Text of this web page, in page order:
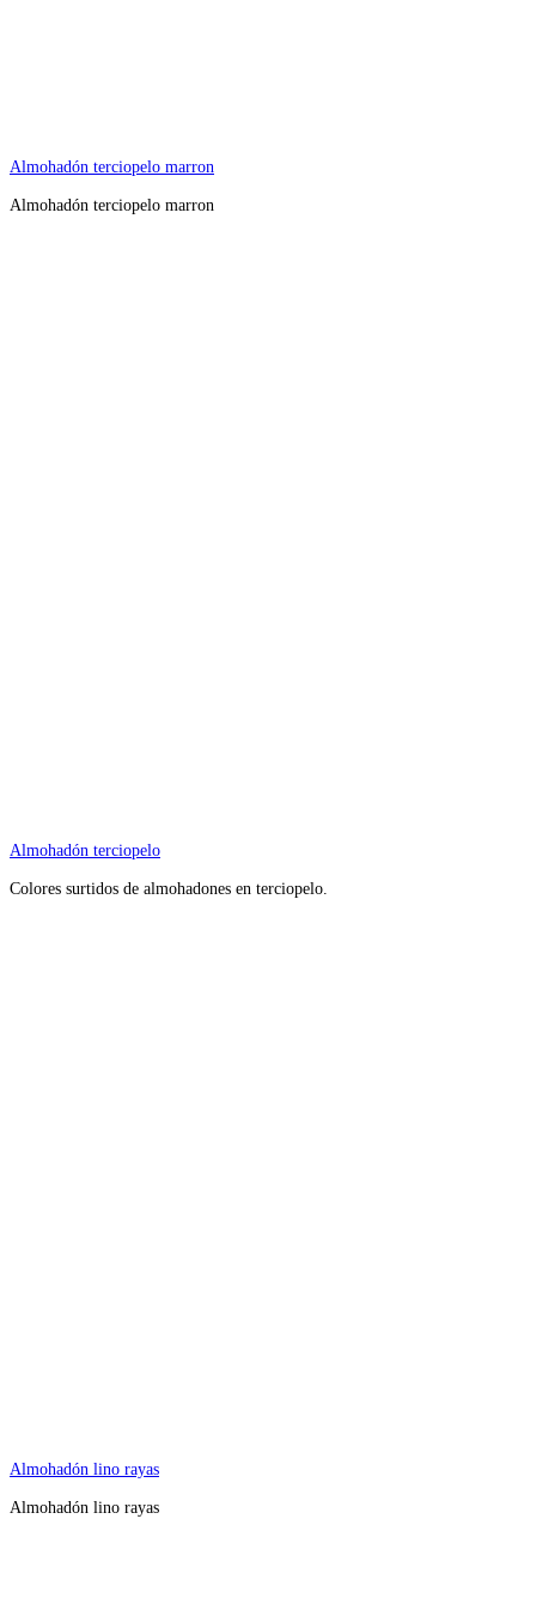
Almohadón terciopelo marron
Almohadón terciopelo marron
Almohadón terciopelo
Colores surtidos de almohadones en terciopelo.
Almohadón lino rayas
Almohadón lino rayas